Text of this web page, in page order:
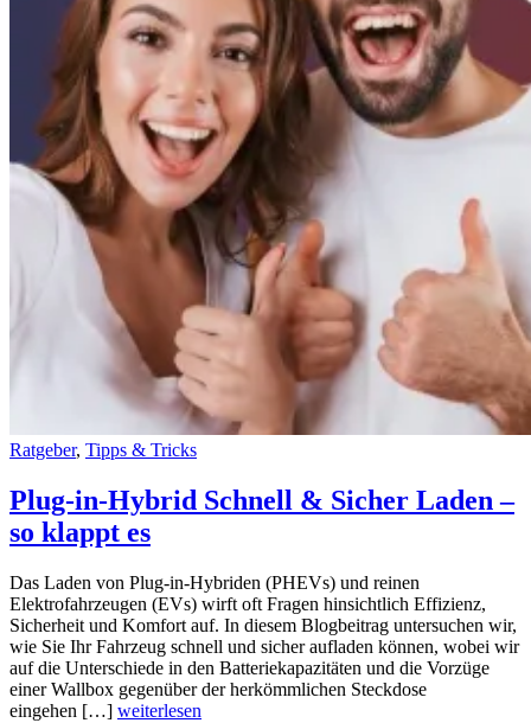
Ratgeber, Tipps & Tricks
Plug-in-Hybrid Schnell & Sicher Laden –
so klappt es
Das Laden von Plug-in-Hybriden (PHEVs) und reinen
Elektrofahrzeugen (EVs) wirft oft Fragen hinsichtlich Effizienz,
Sicherheit und Komfort auf. In diesem Blogbeitrag untersuchen wir,
wie Sie Ihr Fahrzeug schnell und sicher aufladen können, wobei wir
auf die Unterschiede in den Batteriekapazitäten und die Vorzüge
einer Wallbox gegenüber der herkömmlichen Steckdose
eingehen […] weiterlesen